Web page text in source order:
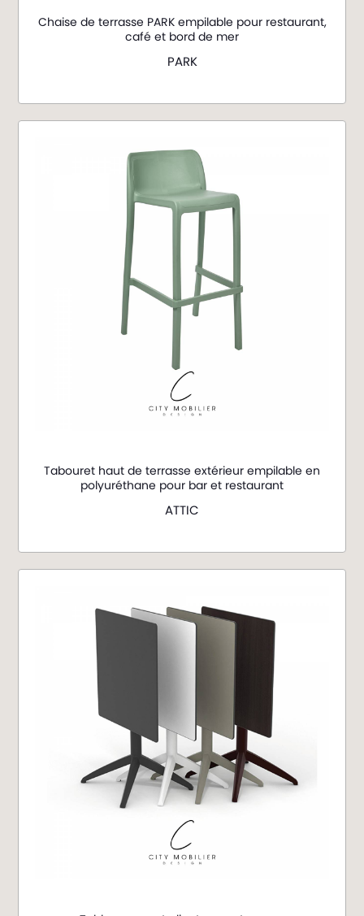
Chaise de terrasse PARK empilable pour restaurant,
café et bord de mer
PARK
Tabouret haut de terrasse extérieur empilable en
polyuréthane pour bar et restaurant
ATTIC